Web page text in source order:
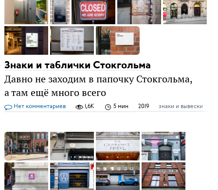
Знаки и таблички Стокгольма
Давно не заходим в папочку Стокгольма,
а там ещё много всего
Нет комментариев 1,6K 5 мин 2019 знаки и вывески